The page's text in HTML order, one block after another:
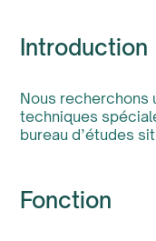
Introduction
Nous recherchons
techniques
bureau d’études
Fonction